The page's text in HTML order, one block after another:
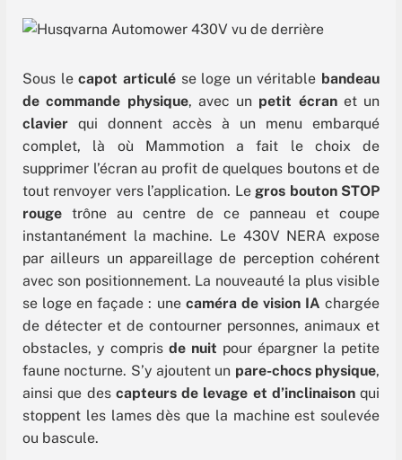
Sous lecapot articulése loge un véritable bandeau
de commande physique, avec un petit écranet un
clavier qui donnent accès à un menu embarqué
complet, là où Mammotion a fait le choix de
supprimer l’écran au profit de quelques boutons et de
tout renvoyer vers l’application. Le gros bouton STOP
rouge trône au centre de ce panneau et coupe
instantanément la machine. Le 430V NERA expose
par ailleurs un appareillage de perception cohérent
avec son positionnement. La nouveauté la plus visible
se loge en façade : une caméra de vision IA chargée
de détecter et de contourner personnes, animaux et
obstacles, y compris de nuit pour épargner la petite
faune nocturne. S’y ajoutent un pare-chocs physique,
ainsi que des capteurs de levage et d’inclinaisonqui
stoppent les lames dès que la machine est soulevée
ou bascule.